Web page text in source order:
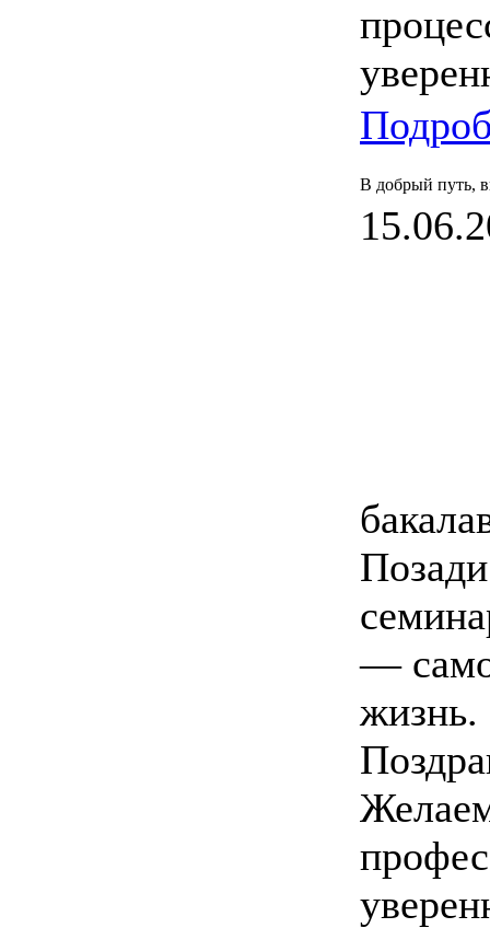
В добрый путь,
—
жизнь.